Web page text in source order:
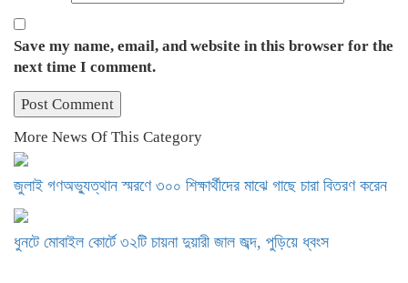
Save my name, email, and website in this browser for the
next time I comment.
More News Of This Category
জুলাই গণঅভ্যুত্থান স্মরণে ৩০০ শিক্ষার্থীদের মাঝে গাছে চারা বিতরণ করেন
ধুনটে মোবাইল কোর্টে ৩২টি চায়না দুয়ারী জাল জব্দ, পুড়িয়ে ধ্বংস